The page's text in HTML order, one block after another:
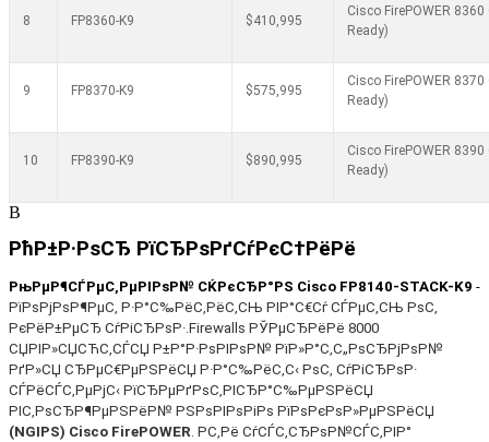
8 FP8360-K9 $410,995
Cisco FirePOWER
Ready)
9 FP8370-K9 $575,995
Cisco FirePOWER
Ready)
10 FP8390-K9 $890,995
Cisco FirePOWER
Ready)
В
РћР±Р·РѕСЂ РїСЂРѕРґСѓРєС†РёРё
РњРµР¶СЃРµС‚РµРІРѕР№ СЌРєСЂР°РЅ Cisco FP8140-STACK-K9 -
РїРѕРјРѕР¶РµС‚ Р·Р°С‰РёС‚РёС‚СЊ РІР°С€Сѓ СЃРµС‚СЊ РѕС‚
РєРёР±РµСЂ СѓРіСЂРѕР·. Firewalls РЎРµСЂРёРё 8000
СЏРІР»СЏСЋС‚СЃСЏ Р±Р°Р·РѕРІРѕР№ РїР»Р°С‚С„РѕСЂРјРѕР№
РґР»СЏ СЂРµС€РµРЅРёСЏ Р·Р°С‰РёС‚С‹ РѕС‚ СѓРіСЂРѕР·
СЃРёСЃС‚РµРјС‹ РїСЂРµРґРѕС‚РІСЂР°С‰РµРЅРёСЏ
РІС‚РѕСЂР¶РµРЅРёР№ РЅРѕРІРѕРіРѕ РїРѕРєРѕР»РµРЅРёСЏ
(NGIPS) Cisco FirePOWER . Р­С‚Рё СѓСЃС‚СЂРѕР№СЃС‚РІР°